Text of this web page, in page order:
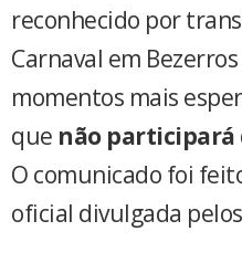
reconhecido por
Carnaval em
momentos mais
que não participará
O comunicado foi
oficial divulgada